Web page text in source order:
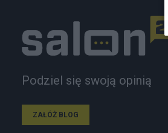
Podziel się swoją opinią
ZAŁÓŻ BLOG